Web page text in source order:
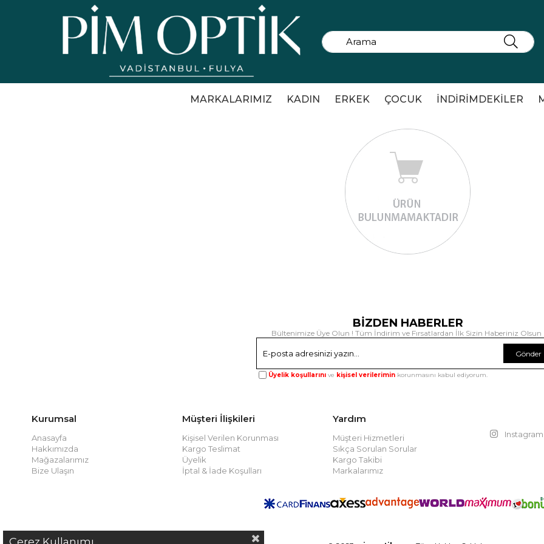
MARKALARIMIZ KADIN ERKEK ÇOCUK İNDİRİMDEKİLER
BİZDEN HABERLER
Bültenimize Üye Olun ! Tüm İndirim ve Fırsatlardan İlk Sizin Haberiniz Olsun
Gönder
Üyelik koşullarını ve kişisel verilerimin korunmasını kabul ediyorum.
Kurumsal
Anasayfa
Hakkımızda
Mağazalarımız
Bize Ulaşın
Müşteri İlişkileri
Kişisel Verilen Korunması
Kargo Teslimat
Üyelik
İptal & İade Koşulları
Yardım
Müşteri Hizmetleri
Sıkça Sorulan Sorular
Kargo Takibi
Markalarımız
Instagram
Çerez Kullanımı